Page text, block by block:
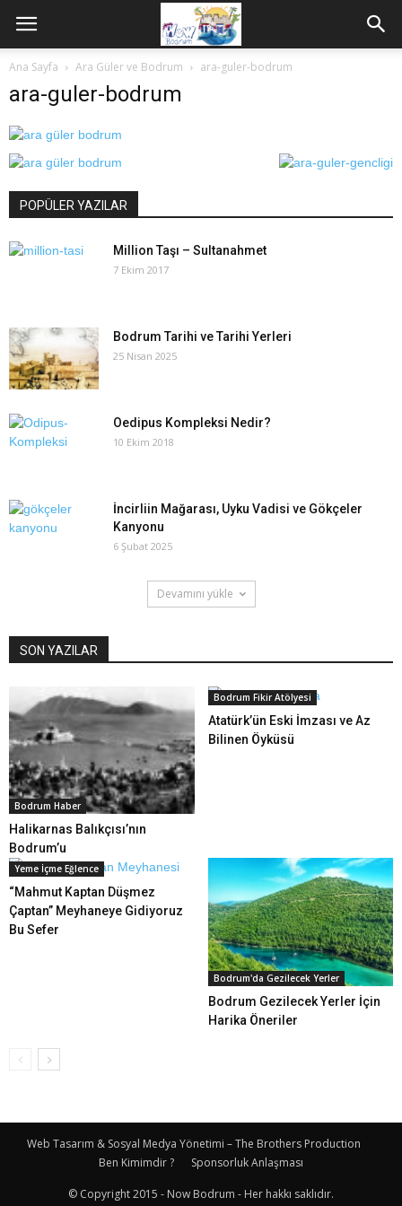
Ana Sayfa Ara Güler ve Bodrum ara-guler-bodrum
ara-guler-bodrum
POPÜLER YAZILAR
Million Taşı – Sultanahmet
7 Ekim 2017
Bodrum Tarihi ve Tarihi Yerleri
25 Nisan 2025
Oedipus Kompleksi Nedir?
10 Ekim 2018
İncirliin Mağarası, Uyku Vadisi ve Gökçeler
Kanyonu
6 Şubat 2025
Devamını yükle
SON YAZILAR
Bodrum Haber
Halikarnas Balıkçısı’nın
Bodrum’u
Bodrum Fikir Atölyesi
Atatürk’ün Eski İmzası ve Az
Bilinen Öyküsü
Yeme İçme Eğlence
“Mahmut Kaptan Düşmez
Çaptan” Meyhaneye Gidiyoruz
Bu Sefer
Bodrum'da Gezilecek Yerler
Bodrum Gezilecek Yerler İçin
Harika Öneriler
Web Tasarım & Sosyal Medya Yönetimi – The Brothers Production
Ben Kimimdir ?
Sponsorluk Anlaşması
© Copyright 2015 - Now Bodrum - Her hakkı saklıdır.